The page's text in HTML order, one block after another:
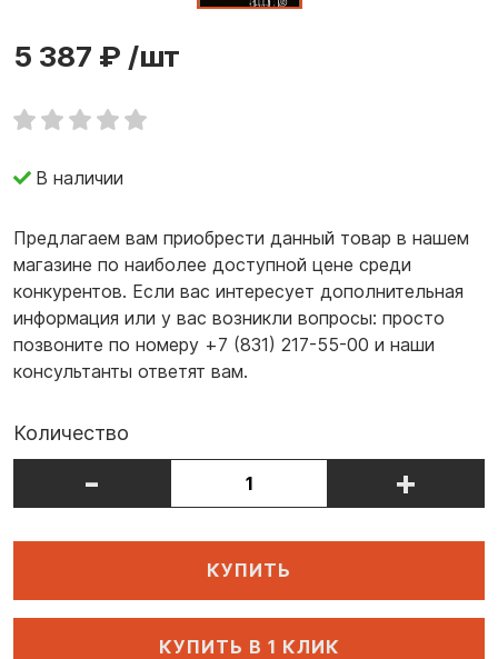
5 387 ₽ /шт
В наличии
Предлагаем вам приобрести данный товар в нашем
магазине по наиболее доступной цене среди
конкурентов. Если вас интересует дополнительная
информация или у вас возникли вопросы: просто
позвоните по номеру +7 (831) 217-55-00 и наши
консультанты ответят вам.
Количество
- +
КУПИТЬ
КУПИТЬ В 1 КЛИК